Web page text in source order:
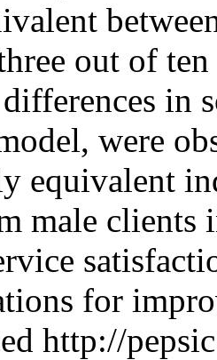
out of
in
were
equivalent
male clients
for
http://